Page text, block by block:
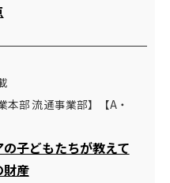
本部 流通事業部】【A・
子どもたちが教えて
財産